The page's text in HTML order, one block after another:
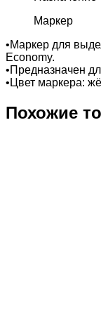
Маркер
•Маркер для
Economy.
•Предназначен
•Цвет маркера:
Похожие